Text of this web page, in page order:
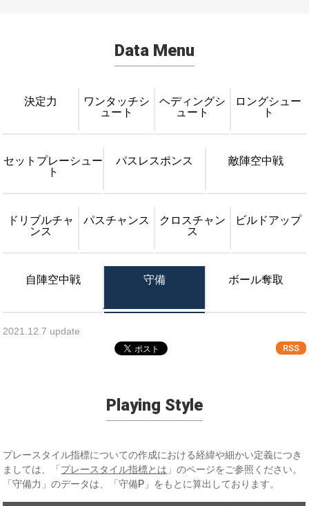
Data Menu
決定力
ワンタッチシ
ュート
ヘディングシ
ュート
ロングシュー
ト
セットプレーシュー
ト
パスレスポンス 敵陣空中戦
ドリブルチャ
ンス
パスチャンス
クロスチャン
ス
ビルドアップ
自陣空中戦 守備 ボール奪取
2021.12.7 update
RSS
Playing Style
プレースタイル指標についての作成における経緯や細かい定義につき
ましては、「 プレースタイル指標とは 」のページをご参照ください。
「守備力」のデータは、「守備P」をもとに算出しております。